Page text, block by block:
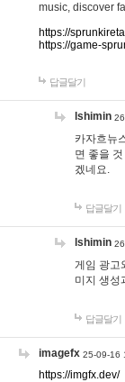
music, discover
https://
https://game-
답글달기
lshimin
카자흐뉴
면 좋을
겠네요.
답글달기
lshimin
게임 광고
미지 생성
답글달기
imagefx 25-09-16
https://imgfx.dev/